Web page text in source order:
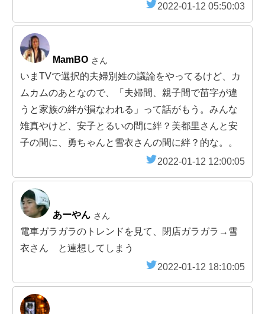
2022-01-12 05:50:03
MamBO さん
いまTVで選択的夫婦別姓の議論をやってるけど、カ
ムカムのあとなので、「夫婦間、親子間で苗字が違
うと家族の絆が損なわれる」って話がもう。みんな
雉真やけど、安子とるいの間に絆？美都里さんと安
子の間に、勇ちゃんと雪衣さんの間に絆？的な。。
2022-01-12 12:00:05
あーやん さん
電車ガラガラのトレンドを見て、閉店ガラガラ→雪
衣さん と連想してしまう
2022-01-12 18:10:05